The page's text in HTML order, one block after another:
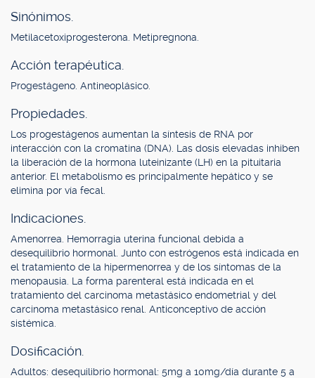
Sinónimos.
Metilacetoxiprogesterona. Metipregnona.
Acción terapéutica.
Progestágeno. Antineoplásico.
Propiedades.
Los progestágenos aumentan la síntesis de RNA por
interacción con la cromatina (DNA). Las dosis elevadas inhiben
la liberación de la hormona luteinizante (LH) en la pituitaria
anterior. El metabolismo es principalmente hepático y se
elimina por vía fecal.
Indicaciones.
Amenorrea. Hemorragia uterina funcional debida a
desequilibrio hormonal. Junto con estrógenos está indicada en
el tratamiento de la hipermenorrea y de los síntomas de la
menopausia. La forma parenteral está indicada en el
tratamiento del carcinoma metastásico endometrial y del
carcinoma metastásico renal. Anticonceptivo de acción
sistémica.
Dosificación.
Adultos: desequilibrio hormonal: 5mg a 10mg/día durante 5 a